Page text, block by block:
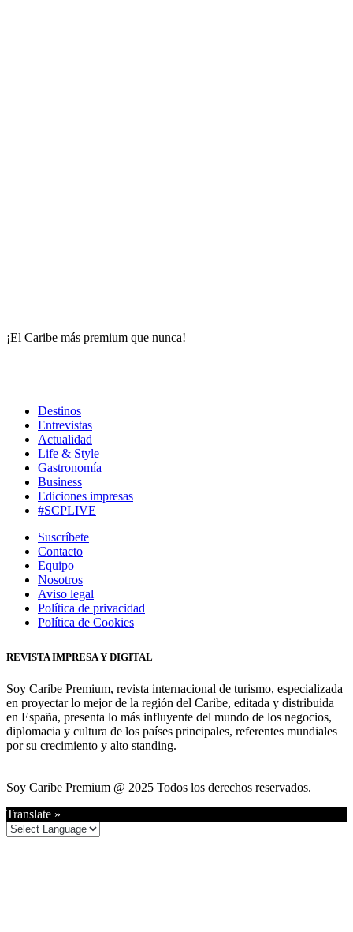
¡El Caribe más premium que nunca!
Destinos
Entrevistas
Actualidad
Life & Style
Gastronomía
Business
Ediciones impresas
#SCPLIVE
Suscríbete
Contacto
Equipo
Nosotros
Aviso legal
Política de privacidad
Política de Cookies
REVISTA IMPRESA Y DIGITAL
Soy Caribe Premium, revista internacional de turismo, especializada
en proyectar lo mejor de la región del Caribe, editada y distribuida
en España, presenta lo más influyente del mundo de los negocios,
diplomacia y cultura de los países principales, referentes mundiales
por su crecimiento y alto standing.
Soy Caribe Premium @ 2025 Todos los derechos reservados.
Translate »